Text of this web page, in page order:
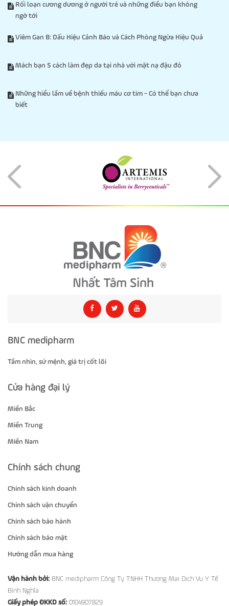
Rối loạn cương dương ở người trẻ và những điều bạn không
ngờ tới
Viêm Gan B: Dấu Hiệu Cảnh Báo và Cách Phòng Ngừa Hiệu Quả
Mách bạn 5 cách làm đẹp da tại nhà với mặt nạ đậu đỏ
Những hiểu lầm về bệnh thiếu máu cơ tim - Có thể bạn chưa
biết
BNC medipharm
Tầm nhìn, sứ mệnh, giá trị cốt lõi
Cửa hàng đại lý
Miền Bắc
Miền Trung
Miền Nam
Chính sách chung
Chính sách kinh doanh
Chính sách vận chuyển
Chính sách bảo hành
Chính sách bảo mật
Hướng dẫn mua hàng
Vận hành bởi: BNC medipharm Công Ty TNHH Thương Mại Dịch Vụ Y Tế
Bình Nghĩa
Giấy phép ĐKKD số: 0104907829